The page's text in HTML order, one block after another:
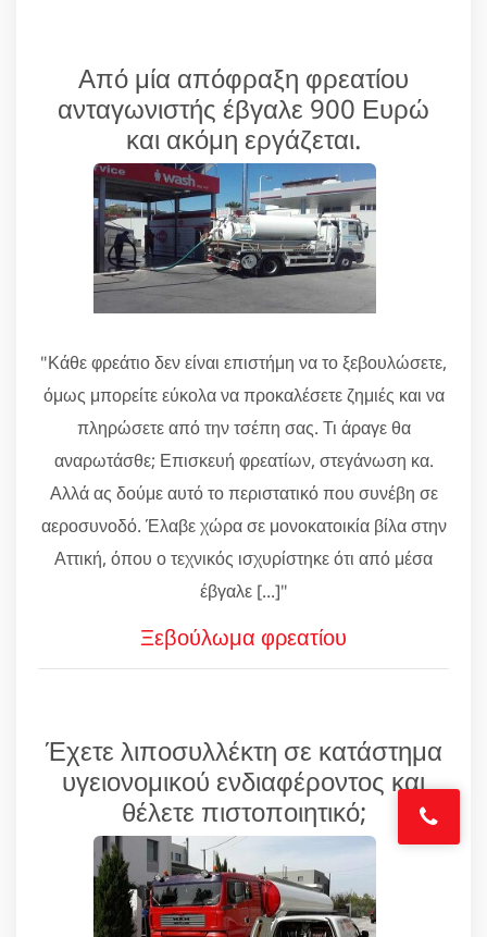
Από μία απόφραξη φρεατίου
ανταγωνιστής έβγαλε 900 Ευρώ
και ακόμη εργάζεται.
"Κάθε φρεάτιο δεν είναι επιστήμη να το ξεβουλώσετε,
όμως μπορείτε εύκολα να προκαλέσετε ζημιές και να
πληρώσετε από την τσέπη σας. Τι άραγε θα
αναρωτάσθε; Επισκευή φρεατίων, στεγάνωση κα.
Αλλά ας δούμε αυτό το περιστατικό που συνέβη σε
αεροσυνοδό. Έλαβε χώρα σε μονοκατοικία βίλα στην
Αττική, όπου ο τεχνικός ισχυρίστηκε ότι από μέσα
έβγαλε [...]"
Ξεβούλωμα φρεατίου
Έχετε λιποσυλλέκτη σε κατάστημα
υγειονομικού ενδιαφέροντος και
θέλετε πιστοποιητικό;